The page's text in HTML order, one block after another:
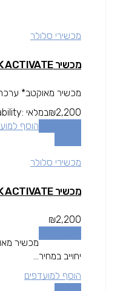
מכשירי סלולר
מכשיר IPHONE XS 256GB BLACK ACTIVATE
מכשיר מאוקטב* ערכה
₪2,200
במלאי
הוסף
מכשירי סלולר
מכשיר IPHONE XS 256GB BLACK ACTIVATE
₪2,200
מכשיר
יחוייב במחיר...
הוסף למועדפים